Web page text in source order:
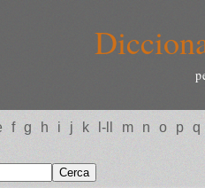
f g h i j k l-ll m n o p q